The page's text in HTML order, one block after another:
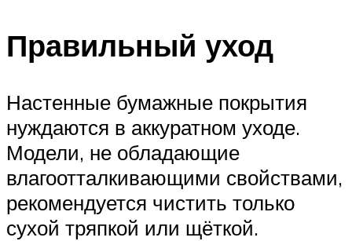
Правильный уход
Настенные бумажные покрытия
нуждаются в аккуратном уходе.
Модели, не обладающие
влагоотталкивающими свойствами,
рекомендуется чистить только
сухой тряпкой или щёткой.